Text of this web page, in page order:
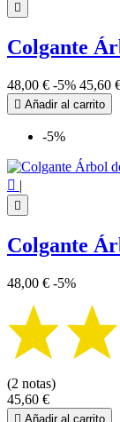

Colgante
48,00 € -5% 45,60
 Añadir al carrito
-5%
 |

Colgante
48,00 € -5%
(2 notas)
45,60 €
 Añadir al carrito